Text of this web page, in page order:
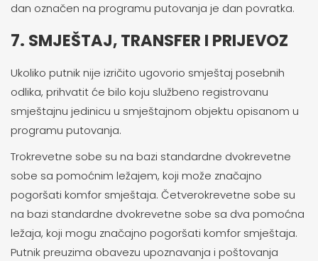
dan označen na programu putovanja je dan povratka.
7. SMJEŠTAJ, TRANSFER I PRIJEVOZ
Ukoliko putnik nije izričito ugovorio smještaj posebnih
odlika, prihvatit će bilo koju službeno registrovanu
smještajnu jedinicu u smještajnom objektu opisanom u
programu putovanja.
Trokrevetne sobe su na bazi standardne dvokrevetne
sobe sa pomoćnim ležajem, koji može značajno
pogoršati komfor smještaja. Četverokrevetne sobe su
na bazi standardne dvokrevetne sobe sa dva pomoćna
ležaja, koji mogu značajno pogoršati komfor smještaja.
Putnik preuzima obavezu upoznavanja i poštovanja